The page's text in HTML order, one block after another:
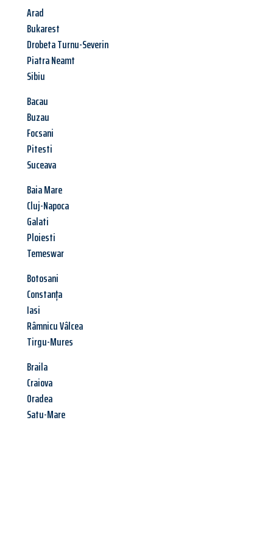
Arad
Bukarest
Drobeta Turnu-Severin
Piatra Neamt
Sibiu
Bacau
Buzau
Focsani
Pitesti
Suceava
Baia Mare
Cluj-Napoca
Galati
Ploiesti
Temeswar
Botosani
Constanța
Iasi
Râmnicu Vâlcea
Tirgu-Mures
Braila
Craiova
Oradea
Satu-Mare